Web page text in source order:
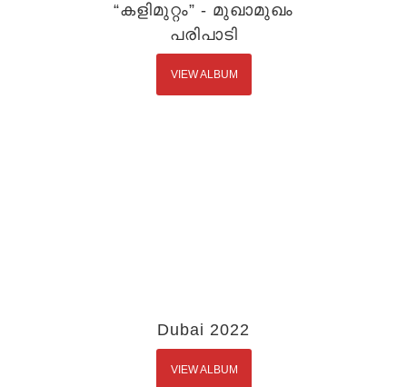
“കളിമുറ്റം” - മുഖാമുഖം
പരിപാടി
VIEW ALBUM
Dubai 2022
VIEW ALBUM